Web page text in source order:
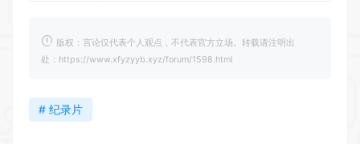
版权：言论仅代表个人观点，不代表官方立场。转载请注明出
处：https://www.xfyzyyb.xyz/forum/1598.html
# 纪录片